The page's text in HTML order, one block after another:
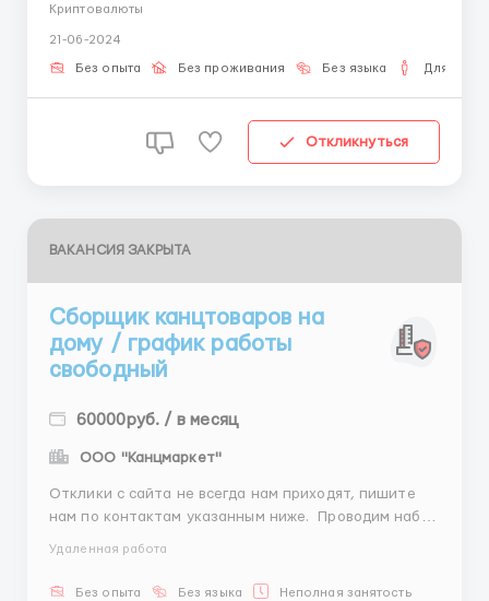
мы предлагаем: Возможность стать частью команды
профессионалов в динамичной сфере трейдинга.
Криптовалюты
21-06-2024
Без опыта Без проживания Без языка Для
Откликнуться
ВАКАНСИЯ ЗАКРЫТА
Сборщик канцтоваров на
дому / график работы
свободный
60000руб. / в месяц
ООО "Канцмаркет"
Отклики с сайта не всегда нам приходят, пишите
нам по контактам указанным ниже. Проводим набор
Соблюдение сроков выполнения задач Условия:
Удаленная работа
Без опыта Без языка Неполная занятость